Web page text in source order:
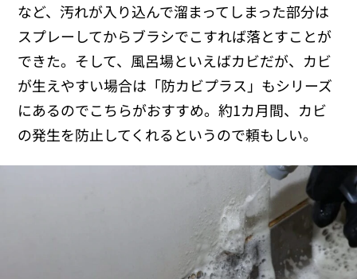
など、汚れが入り込んで溜まってしまった部分は
スプレーしてからブラシでこすれば落とすことが
できた。そして、風呂場といえばカビだが、カビ
が生えやすい場合は「防カビプラス」もシリーズ
にあるのでこちらがおすすめ。約1カ月間、カビ
の発生を防止してくれるというので頼もしい。